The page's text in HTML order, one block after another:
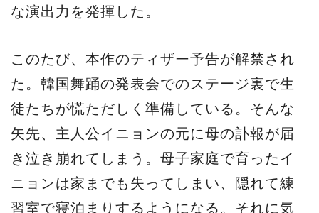
な演出力を発揮した。
このたび、本作のティザー予告が解禁され
た。韓国舞踊の発表会でのステージ裏で生
徒たちが慌ただしく準備している。そんな
矢先、主人公イニョンの元に母の訃報が届
き泣き崩れてしまう。母子家庭で育ったイ
ニョンは家までも失ってしまい、隠れて練
習室で寝泊まりするようになる。それに気